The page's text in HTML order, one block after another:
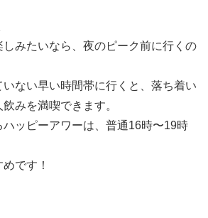
みたいなら、夜のピーク前に行くの
いない早い時間帯に行くと、落ち着い
みを満喫できます。
ッピーアワーは、普通16時〜19時
です！